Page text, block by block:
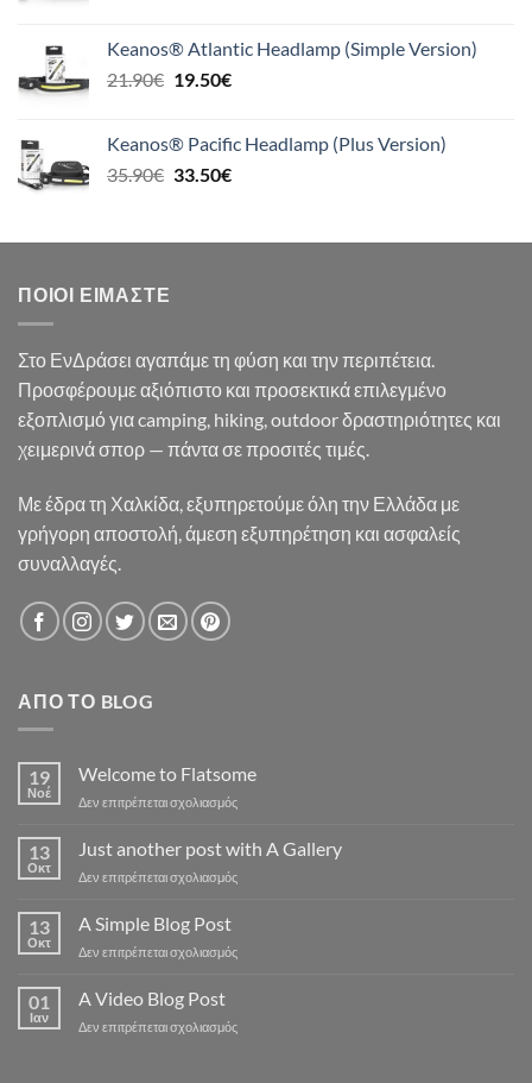
26.90€.είναι:
24.90€.
Keanos® Atlantic Headlamp (Simple Version)
21.90€ Original
21.90€.
19.50€Η
είναι:
19.50€.
Keanos® Pacific Headlamp (Plus Version)
35.90€ Original
35.90€.
33.50€Η
είναι:
ΠΟΙΟΙ ΕΊΜΑΣΤΕ
Στο ΕνΔράσει αγαπάμε τη φύση και την περιπέτεια.
Προσφέρουμε αξιόπιστο και προσεκτικά επιλεγμένο
εξοπλισμό για camping, hiking, outdoor δραστηριότητες και
χειμερινά σπορ — πάντα σε προσιτές τιμές.
Με έδρα τη Χαλκίδα, εξυπηρετούμε όλη την Ελλάδα με
γρήγορη αποστολή, άμεση εξυπηρέτηση και ασφαλείς
συναλλαγές.
ΑΠΌ ΤΟ BLOG
19
Νοέ
Welcome to Flatsome
Δεν επιτρέπεται σχολιασμόςστο
to
13
Οκτ
Just another post with A Gallery
Δεν επιτρέπεται σχολιασμόςστο
with
13
Οκτ
A Simple Blog Post
Δεν επιτρέπεται σχολιασμόςστο
Post
01
Ιαν
A Video Blog Post
Δεν επιτρέπεται σχολιασμόςστο